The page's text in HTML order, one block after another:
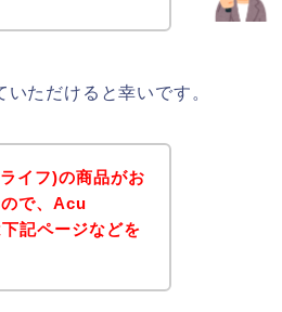
ただけると幸いです。
イフ)の商品がお
で、Acu
記ページなどを